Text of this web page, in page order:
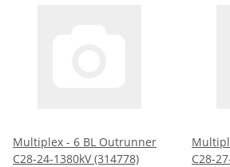
Multiplex - 6 BL Outrunner
C28-24-1380kV (314778)
C28-